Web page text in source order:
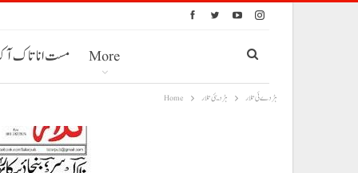
مست انا تاک More
Home ہڑدیئی تلار ہڑدے ئی تلار